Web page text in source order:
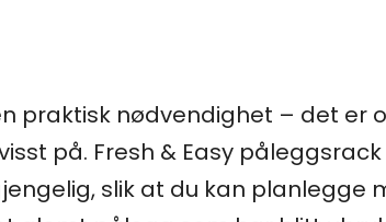
praktisk nødvendighet – det er
på. Fresh & Easy
slik at du kan planlegge